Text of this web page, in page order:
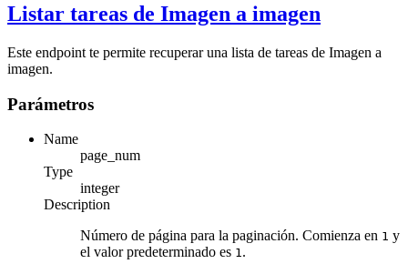
Listar tareas de Imagen a imagen
Este endpoint te permite recuperar una lista de tareas de Imagen a
imagen.
Parámetros
Name
page_num
Type
integer
Description
Número de página para la paginación. Comienza en 1 y
el valor predeterminado es 1.